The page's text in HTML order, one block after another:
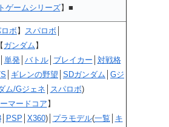
ゲームシリーズ】■
ボ】 スパロボ
ガンダム】
単発│ バトル│ ブレイカー 対戦格
ギレンの野望 SDガンダム Gジ
ム/Gジェネ スパロボ)
マードコア】
│ PSP X360)│ プラモデル(一覧
キ